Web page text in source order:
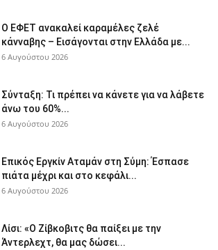
Ο ΕΦΕΤ ανακαλεί καραμέλες ζελέ
κάνναβης – Εισάγονται στην Ελλάδα με...
6 Αυγούστου 2026
Σύνταξη: Τι πρέπει να κάνετε για να λάβετε
άνω του 60%...
6 Αυγούστου 2026
Επικός Εργκίν Αταμάν στη Σύμη: Έσπασε
πιάτα μέχρι και στο κεφάλι...
6 Αυγούστου 2026
Λίσι: «Ο Ζίβκοβιτς θα παίξει με την
Άντερλεχτ, θα μας δώσει...